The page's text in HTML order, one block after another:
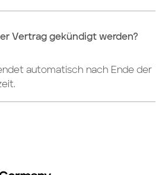
Vertrag gekündigt werden?
automatisch nach Ende der